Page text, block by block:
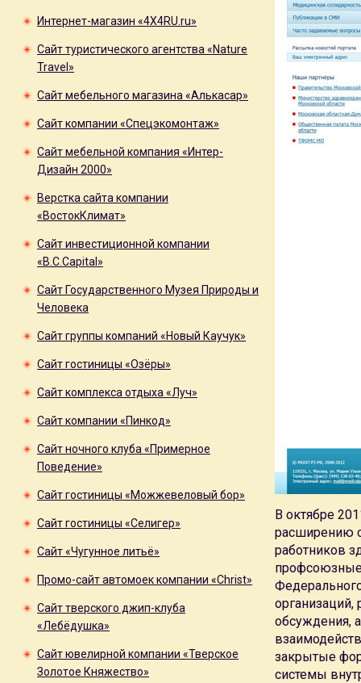
Интернет-магазин «4X4RU.ru»
Сайт туристического агентства «Nature
Travel»
Сайт мебельного магазина «Алькасар»
Сайт компании «Спецэкомонтаж»
Сайт мебельной компания «Интер-
Дизайн 2000»
Верстка сайта компании
«ВостокКлимат»
Сайт инвестиционной компании
«B.C.Capital»
Сайт Государственного Музея Природы и
Человека
Сайт группы компаний «Новый Каучук»
Сайт гостиницы «Озёры»
Сайт комплекса отдыха «Луч»
Сайт компании «Пинкод»
Сайт ночного клуба «Примерное
Поведение»
Сайт гостиницы «Можжевеловый бор»
Сайт гостиницы «Селигер»
Сайт «Чугунное литьё»
Промо-сайт автомоек компании «Christ»
Сайт тверского джип-клуба
«Лебёдушка»
Сайт ювелирной компании «Тверское
Золотое Княжество»
В октябре
расширению
работников
профсоюзные
обсуждения,
закрытые
системы